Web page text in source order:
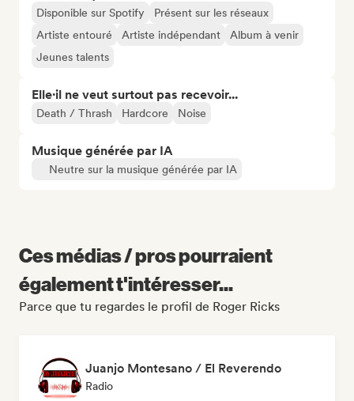
Disponible sur Spotify
Présent sur les réseaux
Artiste entouré
Artiste indépendant
Album à venir
Jeunes talents
Elle·il ne veut surtout pas recevoir...
Death / Thrash Hardcore Noise
Musique générée par IA
Neutre sur la musique générée par IA
Ces médias / pros pourraient
également t'intéresser...
Parce que tu regardes le profil de Roger Ricks
Juanjo Montesano / El Reverendo
Radio